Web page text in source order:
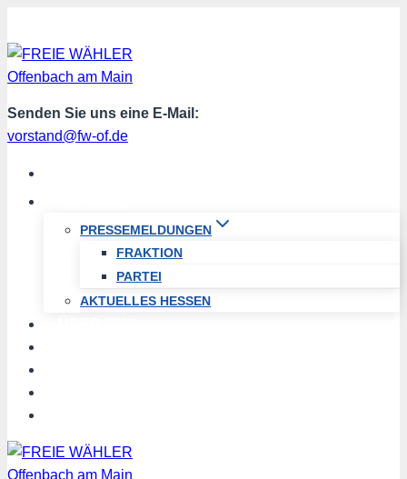
Inhalt
springen
Senden Sie uns eine E-Mail:
vorstand@fw-of.de
PRESSEMELDUNGEN
FRAKTION
PARTEI
AKTUELLES HESSEN